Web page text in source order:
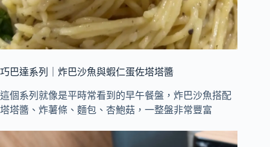
巧巴達系列｜炸巴沙魚與蝦仁蛋佐塔塔醬
這個系列就像是平時常看到的早午餐盤，炸巴沙魚搭配
塔塔醬、炸薯條、麵包、杏鮑菇，一整盤非常豐富